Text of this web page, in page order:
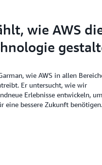
wie AWS
wie AWS in allen
Er untersucht, wie wir
Erlebnisse entwickeln, um
eine bessere Zukunft benötigen.